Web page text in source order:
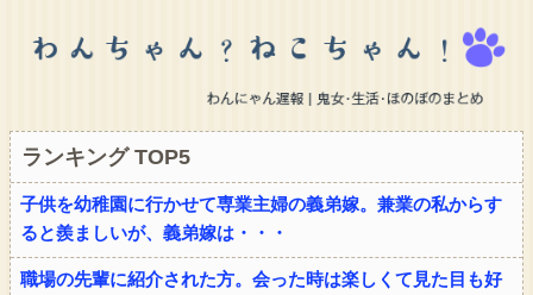
ランキング TOP5
子供を幼稚園に行かせて専業主婦の義弟嫁。兼業の私からす
ると羨ましいが、義弟嫁は・・・
職場の先輩に紹介された方。会った時は楽しくて見た目も好